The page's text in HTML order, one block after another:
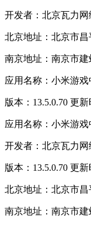
开发者：北京瓦力网
北京地址：北京市
南京地址：南京市
应用名称：小米游戏
版本：13.5.0.70 更
应用名称：小米游戏
开发者：北京瓦力网
版本：13.5.0.70 更
北京地址：北京市
南京地址：南京市